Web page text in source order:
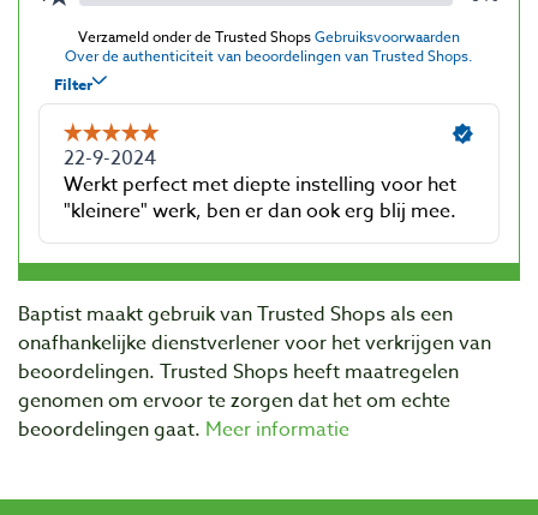
Baptist maakt gebruik van Trusted Shops als een
onafhankelijke dienstverlener voor het verkrijgen van
beoordelingen. Trusted Shops heeft maatregelen
genomen om ervoor te zorgen dat het om echte
beoordelingen gaat. Meer informatie